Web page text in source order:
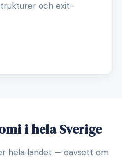
och exit-
i hela Sverige
hela landet — oavsett om